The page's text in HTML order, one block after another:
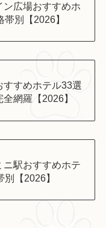
ン広場おすすめホ
別【2026】
すすめホテル33選
全網羅【2026】
ニ駅おすすめホテ
【2026】